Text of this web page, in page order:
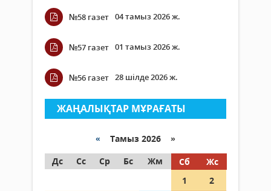
№58 газет 04 тамыз 2026 ж.
№57 газет 01 тамыз 2026 ж.
№56 газет 28 шілде 2026 ж.
ЖАҢАЛЫҚТАР МҰРАҒАТЫ
« Тамыз 2026 »
Дс
Сс Ср Бс Жм Сб
Жс
1
2